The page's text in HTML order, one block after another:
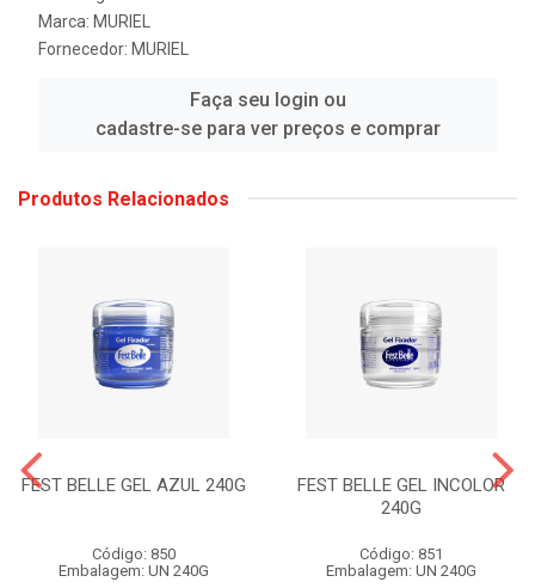
Marca: MURIEL
Fornecedor: MURIEL
Faça seu login ou
cadastre-se para ver preços e comprar
Produtos Relacionados
FEST BELLE GEL AZUL 240G
Código: 850
Embalagem: UN 240G
FEST BELLE GEL INCOLOR
240G
Código: 851
Embalagem: UN 240G